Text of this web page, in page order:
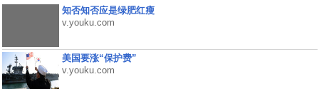
知否知否应是绿肥红瘦
v.youku.com
美国要涨“保护费”
v.youku.com